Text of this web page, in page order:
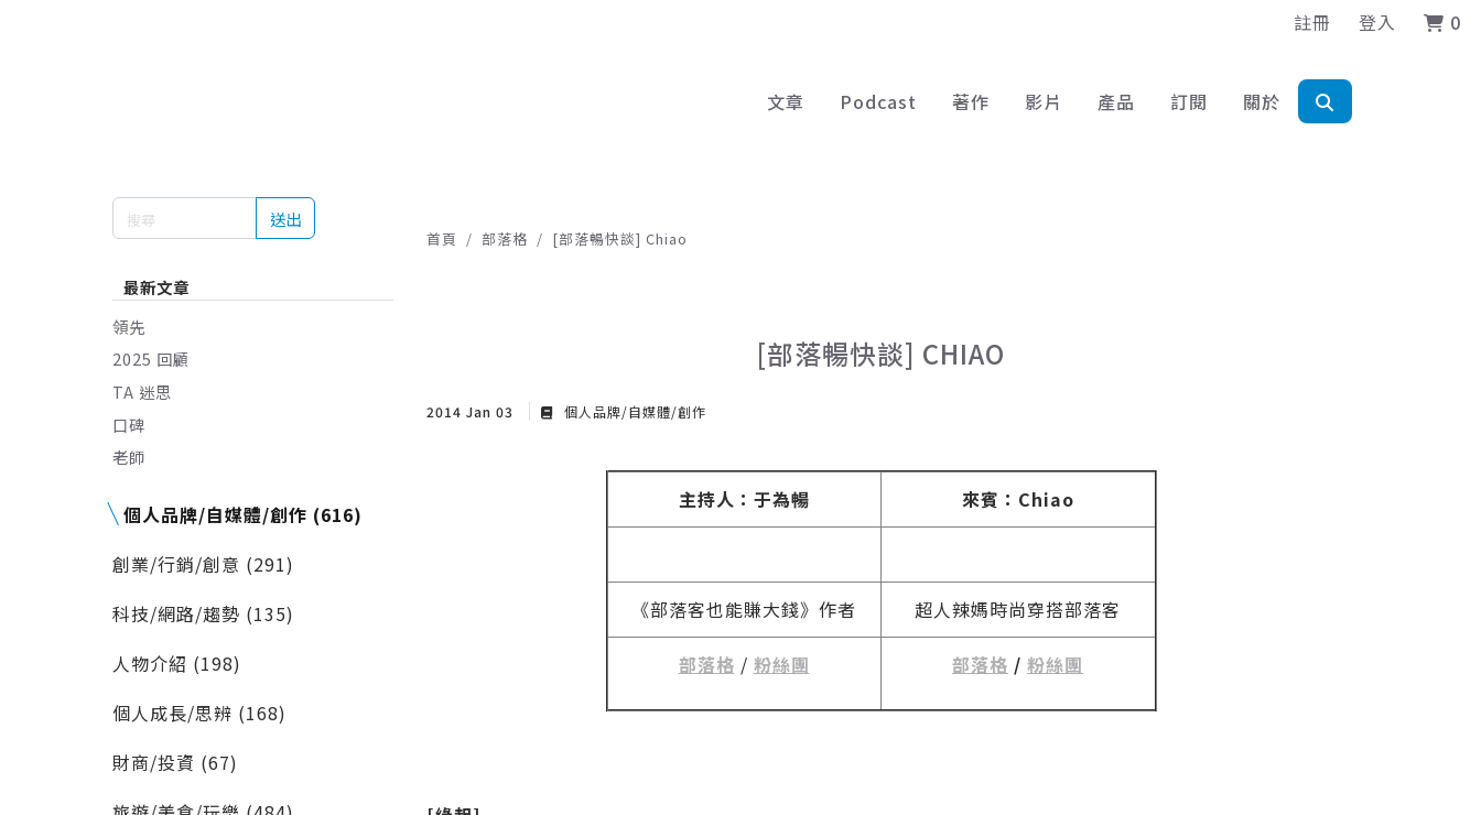
註冊 登入 0
文章 Podcast 著作 影片 產品 訂閱 關於
送出
最新文章
領先
2025 回顧
TA 迷思
口碑
老師
個人品牌/自媒體/創作 (616)
創業/行銷/創意 (291)
科技/網路/趨勢 (135)
人物介紹 (198)
個人成長/思辨 (168)
財商/投資 (67)
首頁 部落格 [部落暢快談] Chiao
[部落暢快談] CHIAO
2014 Jan 03 個人品牌/自媒體/創作
主持人：于為暢 來賓：Chiao
《部落客也能賺大錢》作者 超人辣媽時尚穿搭部落客
部落格 / 粉絲團 部落格 / 粉絲團